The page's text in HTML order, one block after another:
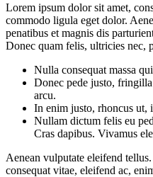
Lorem ipsum dolor sit amet,
commodo ligula eget dolor.
penatibus et magnis dis
Donec quam felis, ultricies nec,
Nulla consequat massa
Donec pede justo,
arcu.
In enim justo, rhoncus ut,
Nullam dictum felis eu
Cras dapibus. Vivamus
Aenean vulputate eleifend
consequat vitae, eleifend ac,